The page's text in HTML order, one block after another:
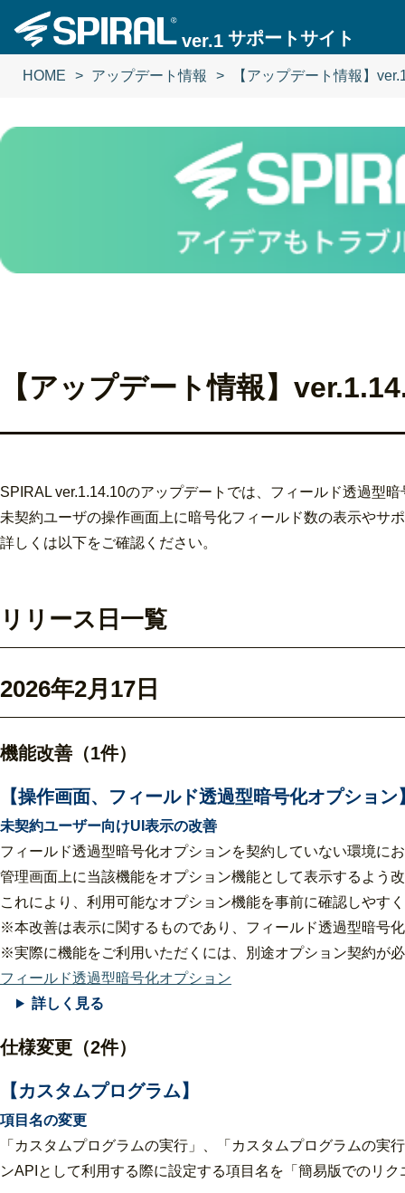
ver.1 サポートサイト
HOME アップデート情報 【アップデート情報】
【アップデート情報】
SPIRAL ver.1.14.10のアップデートでは、フィールド透過型
未契約ユーザの操作画面上に暗号化フィールド数の表示やサ
詳しくは以下をご確認ください。
リリース日一覧
2026年2月17日
機能改善（1件）
【操作画面、フィールド透過型暗号化オプション
未契約ユーザー向けUI表示の改善
フィールド透過型暗号化オプションを契約していない環境に
管理画面上に当該機能をオプション機能として表示するよう
これにより、利用可能なオプション機能を事前に確認しやす
※本改善は表示に関するものであり、フィールド透過型暗号
※実際に機能をご利用いただくには、別途オプション契約が
フィールド透過型暗号化オプション
詳しく見る
仕様変更（2件）
【カスタムプログラム】
項目名の変更
「カスタムプログラムの実行」、「カスタムプログラムの
ンAPIとして利用する際に設定する項目名を「簡易版でのリ